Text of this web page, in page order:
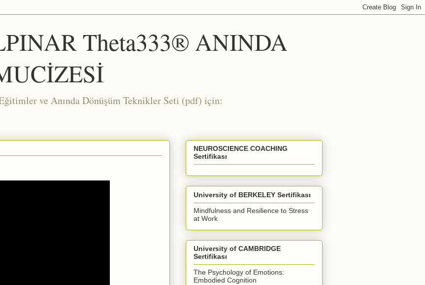
Theta333® ANINDA
ve Anında Dönüşüm Teknikler Seti (pdf) için:
NEUROSCIENCE COACHING
Sertifikası
University of BERKELEY Sertifikası
Mindfulness and Resilience to Stress
at Work
University of CAMBRIDGE
Sertifikası
The Psychology of Emotions:
Embodied Cognition